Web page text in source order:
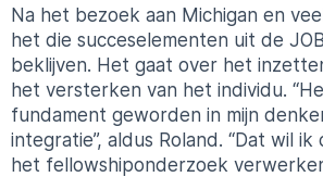
Na het bezoek aan Michigan en
het die succeselementen uit de
beklijven. Het gaat over het
het versterken van het individu.
fundament geworden in mijn
integratie”, aldus Roland. “Dat wil
het fellowshiponderzoek